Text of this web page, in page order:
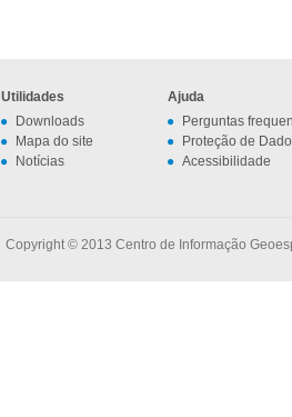
Utilidades
Downloads
Mapa do site
Notícias
Ajuda
Perguntas
Proteção de
Acessibilidade
Copyright © 2013 Centro de Informação